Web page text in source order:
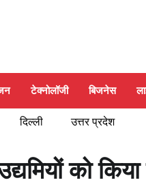
टेक्नोलॉजी बिजनेस
दिल्ली उत्तर प्रदेश
को किया